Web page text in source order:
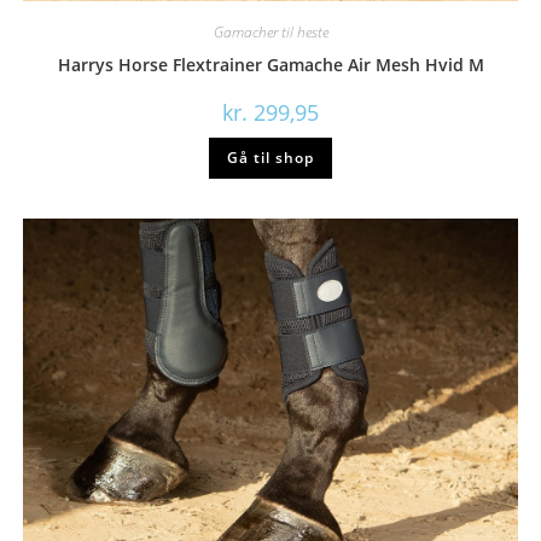
Gamacher til heste
Harrys Horse Flextrainer Gamache Air Mesh Hvid M
kr. 299,95
Gå til shop